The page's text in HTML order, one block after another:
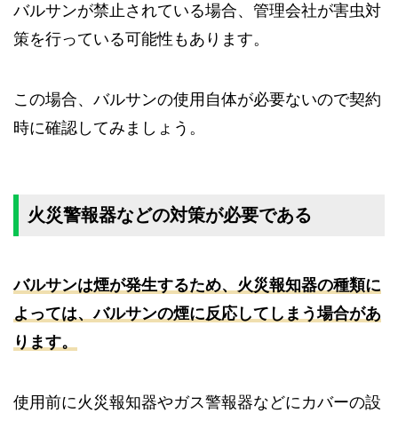
バルサンが禁止されている場合、管理会社が害虫対
策を行っている可能性もあります。
この場合、バルサンの使用自体が必要ないので契約
時に確認してみましょう。
火災警報器などの対策が必要である
バルサンは煙が発生するため、火災報知器の種類に
よっては、バルサンの煙に反応してしまう場合があ
ります。
使用前に火災報知器やガス警報器などにカバーの設